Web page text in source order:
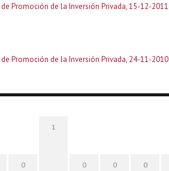
Promoción de la Inversión Privada, 15-12-2011
Promoción de la Inversión Privada, 24-11-2010
0
1
0 0 0